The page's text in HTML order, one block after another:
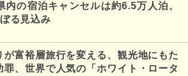
内の宿泊キャンセルは約6.5万人泊、
る見込み
が富裕層旅行を変える、観光地にもた
罪、世界で人気の「ホワイト・ロータ